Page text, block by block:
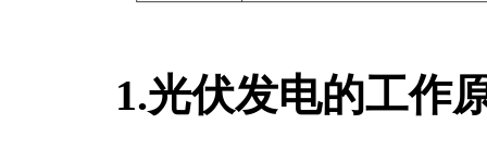
1.光伏发电的工作